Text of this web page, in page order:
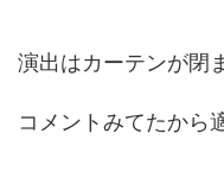
演出はカーテンが閉
コメントみてたから